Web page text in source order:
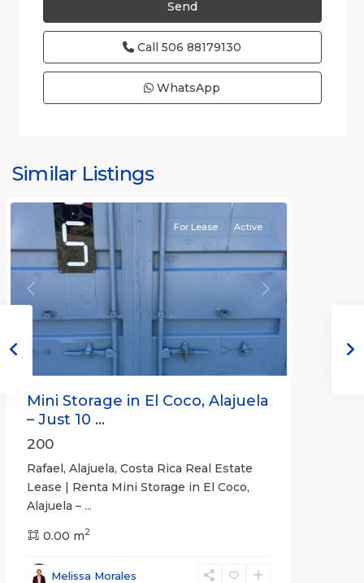
Call 506 88179130
WhatsApp
Similar Listings
Previous Next
For Lease Active
Mini Storage in El Coco, Alajuela
– Just 10 ...
200
Rafael, Alajuela, Costa Rica Real Estate
Lease | Renta Mini Storage in El Coco,
Alajuela – ...
0.00 m2
Melissa Morales
San
San